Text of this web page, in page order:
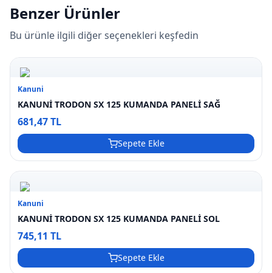
Benzer Ürünler
Bu ürünle ilgili diğer seçenekleri keşfedin
Kanuni
KANUNİ TRODON SX 125 KUMANDA PANELİ SAĞ
681,47 TL
Sepete Ekle
Kanuni
KANUNİ TRODON SX 125 KUMANDA PANELİ SOL
745,11 TL
Sepete Ekle